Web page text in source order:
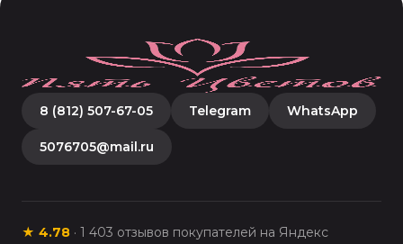
8 (812) 507-67-05 Telegram WhatsApp
5076705@mail.ru
★ 4.78 · 1 403 отзывов покупателей на Яндекс